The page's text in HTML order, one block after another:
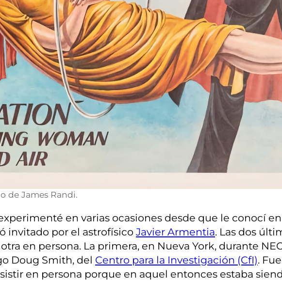
de James Randi.
en varias ocasiones desde que le conocí
invitado por el astrofísico Javier Armentia. Las dos
en persona. La primera, en Nueva York, durante
Doug Smith, del Centro para la Investigación (CfI).
en persona porque en aquel entonces estaba